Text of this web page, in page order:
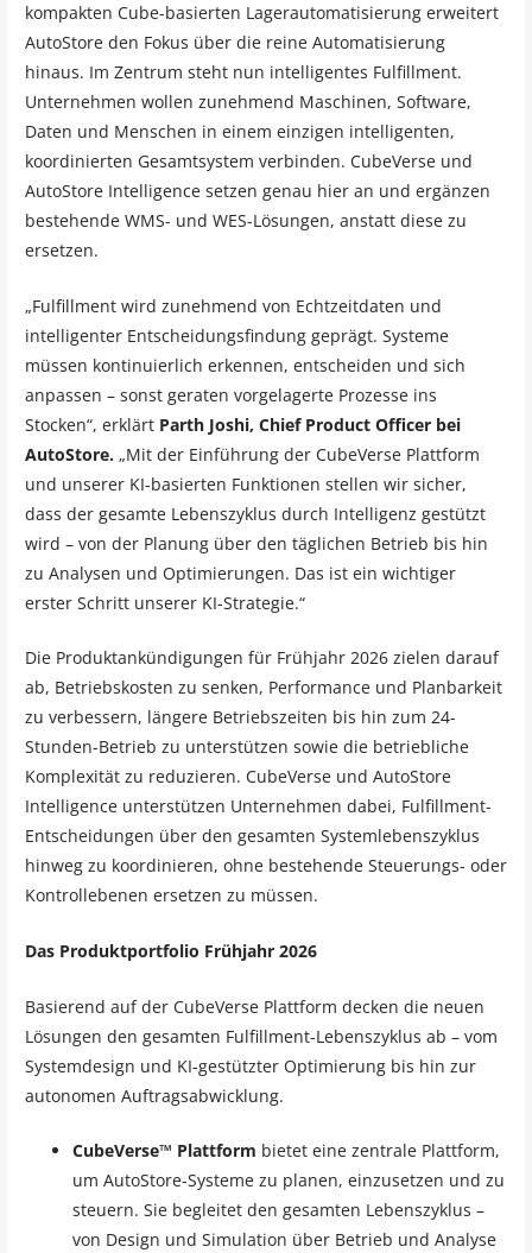
kompakten Cube-basierten Lagerautomatisierung erweitert
AutoStore den Fokus über die reine Automatisierung
hinaus. Im Zentrum steht nun intelligentes Fulfillment.
Unternehmen wollen zunehmend Maschinen, Software,
Daten und Menschen in einem einzigen intelligenten,
koordinierten Gesamtsystem verbinden. CubeVerse und
AutoStore Intelligence setzen genau hier an und ergänzen
bestehende WMS- und WES-Lösungen, anstatt diese zu
ersetzen.
„Fulfillment wird zunehmend von Echtzeitdaten und
intelligenter Entscheidungsfindung geprägt. Systeme
müssen kontinuierlich erkennen, entscheiden und sich
anpassen – sonst geraten vorgelagerte Prozesse ins
Stocken“, erklärt Parth Joshi, Chief Product Officer bei
AutoStore.„Mit der Einführung der CubeVerse Plattform
und unserer KI-basierten Funktionen stellen wir sicher,
dass der gesamte Lebenszyklus durch Intelligenz gestützt
wird – von der Planung über den täglichen Betrieb bis hin
zu Analysen und Optimierungen. Das ist ein wichtiger
erster Schritt unserer KI-Strategie.“
Die Produktankündigungen für Frühjahr 2026 zielen darauf
ab, Betriebskosten zu senken, Performance und Planbarkeit
zu verbessern, längere Betriebszeiten bis hin zum 24-
Stunden-Betrieb zu unterstützen sowie die betriebliche
Komplexität zu reduzieren. CubeVerse und AutoStore
Intelligence unterstützen Unternehmen dabei, Fulfillment-
Entscheidungen über den gesamten Systemlebenszyklus
hinweg zu koordinieren, ohne bestehende Steuerungs- oder
Kontrollebenen ersetzen zu müssen.
Das Produktportfolio Frühjahr 2026
Basierend auf der CubeVerse Plattform decken die neuen
Lösungen den gesamten Fulfillment-Lebenszyklus ab – vom
Systemdesign und KI-gestützter Optimierung bis hin zur
autonomen Auftragsabwicklung.
CubeVerse™ Plattform bietet eine zentrale Plattform,
um AutoStore-Systeme zu planen, einzusetzen und zu
steuern. Sie begleitet den gesamten Lebenszyklus –
von Design und Simulation über Betrieb und Analyse